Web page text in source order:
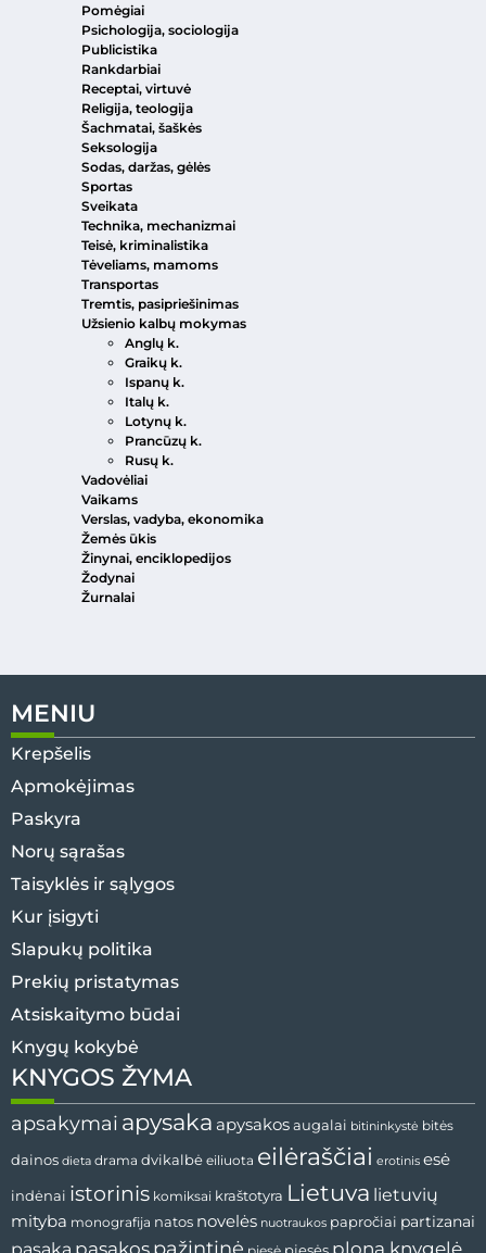
Pomėgiai
Psichologija, sociologija
Publicistika
Rankdarbiai
Receptai, virtuvė
Religija, teologija
Šachmatai, šaškės
Seksologija
Sodas, daržas, gėlės
Sportas
Sveikata
Technika, mechanizmai
Teisė, kriminalistika
Tėveliams, mamoms
Transportas
Tremtis, pasipriešinimas
Užsienio kalbų mokymas
Anglų k.
Graikų k.
Ispanų k.
Italų k.
Lotynų k.
Prancūzų k.
Rusų k.
Vadovėliai
Vaikams
Verslas, vadyba, ekonomika
Žemės ūkis
Žinynai, enciklopedijos
Žodynai
Žurnalai
MENIU
Krepšelis
Apmokėjimas
Paskyra
Norų sąrašas
Taisyklės ir sąlygos
Kur įsigyti
Slapukų politika
Prekių pristatymas
Atsiskaitymo būdai
Knygų kokybė
KNYGOS ŽYMA
apsakymai apysaka apysakos augalai bitininkystė bitės
dainos dieta drama dvikalbė eiliuota eilėraščiai erotinis esė
indėnai istorinis komiksai kraštotyra Lietuva lietuvių
mityba monografija natos novelės nuotraukos papročiai partizanai
pasaka pasakos pažintinė plona knygelė